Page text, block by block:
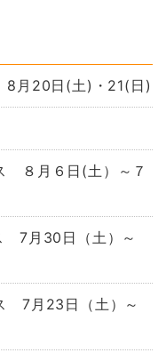
月20日(土)・21(日)
８月６日(土）～７
7月30日（土）～
7月23日（土）～